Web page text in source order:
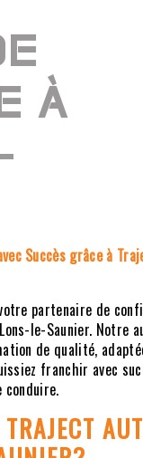
À
Succès grâce à
partenaire de
le-Saunier. Notre
de qualité,
franchir avec